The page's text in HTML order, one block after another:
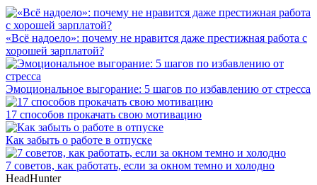
«Всё надоело»: почему не нравится даже престижная работа с
хорошей зарплатой?
Эмоциональное выгорание: 5 шагов по избавлению от стресса
17 способов прокачать свою мотивацию
Как забыть о работе в отпуске
7 советов, как работать, если за окном темно и холодно
HeadHunter